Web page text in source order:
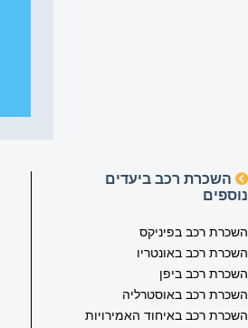
השכרת רכב ביעדים
נוספים
השכרת רכב בפיניקס
השכרת רכב באונטריו
השכרת רכב ביפן
השכרת רכב באוסטרליה
השכרת רכב באיחוד האמירויות